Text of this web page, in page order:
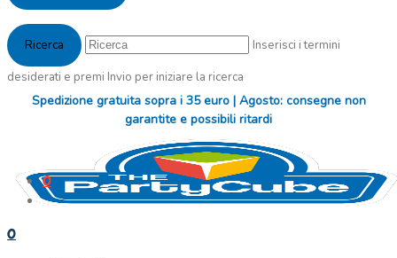
Inserisci i termini
desiderati e premi Invio per iniziare la ricerca
Spedizione gratuita sopra i 35 euro | Agosto: consegne non
garantite e possibili ritardi
0
0